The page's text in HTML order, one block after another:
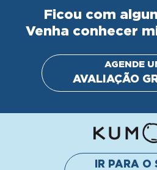
Ficou com
Venha conhecer
AGENDE
AVALIAÇÃO
IR PARA O